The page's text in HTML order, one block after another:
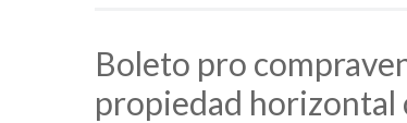
Boleto pro
propiedad horizontal